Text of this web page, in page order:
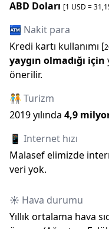
ABD Doları [1 USD =
🏧 Nakit para
Kredi kartı kullanımı [
yaygın olmadığı için
önerilir.
🧑‍🤝‍🧑 Turizm
2019yılında 4,9
📱 Internet hızı
Malasef elimizde
veri yok.
☀️ Hava durumu
Yıllık ortalama hava